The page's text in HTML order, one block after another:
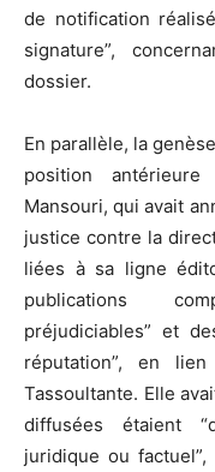
de notification
signature”,
dossier.
En parallèle, la
position
Mansouri, qui avait
justice contre la
liées à sa ligne
publications
préjudiciables” et
réputation”, en
Tassoultante. Elle
diffusées étaient
juridique ou